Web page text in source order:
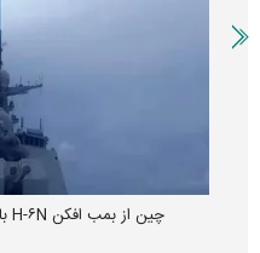
چین از بمب افکن H-۶N با موشک هسته‌ای رونمایی کرد